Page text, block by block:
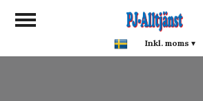
google-site-verification:
google0142a1f5f0015a93.html
Inkl. moms ▾